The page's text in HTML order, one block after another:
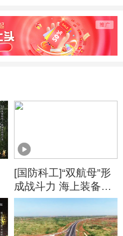
[国防科工]“双航母”形
成战斗力 海上装备成
建制更新